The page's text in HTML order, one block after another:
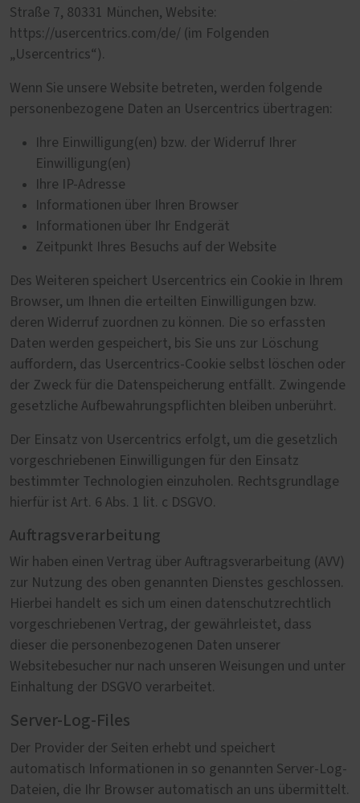
Straße 7, 80331 München, Website:
https://usercentrics.com/de/ (im Folgenden
„Usercentrics“).
Wenn Sie unsere Website betreten, werden folgende
personenbezogene Daten an Usercentrics übertragen:
Ihre Einwilligung(en) bzw. der Widerruf Ihrer
Einwilligung(en)
Ihre IP-Adresse
Informationen über Ihren Browser
Informationen über Ihr Endgerät
Zeitpunkt Ihres Besuchs auf der Website
Des Weiteren speichert Usercentrics ein Cookie in Ihrem
Browser, um Ihnen die erteilten Einwilligungen bzw.
deren Widerruf zuordnen zu können. Die so erfassten
Daten werden gespeichert, bis Sie uns zur Löschung
auffordern, das Usercentrics-Cookie selbst löschen oder
der Zweck für die Datenspeicherung entfällt. Zwingende
gesetzliche Aufbewahrungspflichten bleiben unberührt.
Der Einsatz von Usercentrics erfolgt, um die gesetzlich
vorgeschriebenen Einwilligungen für den Einsatz
bestimmter Technologien einzuholen. Rechtsgrundlage
hierfür ist Art. 6 Abs. 1 lit. c DSGVO.
Auftragsverarbeitung
Wir haben einen Vertrag über Auftragsverarbeitung (AVV)
zur Nutzung des oben genannten Dienstes geschlossen.
Hierbei handelt es sich um einen datenschutzrechtlich
vorgeschriebenen Vertrag, der gewährleistet, dass
dieser die personenbezogenen Daten unserer
Websitebesucher nur nach unseren Weisungen und unter
Einhaltung der DSGVO verarbeitet.
Server-Log-Files
Der Provider der Seiten erhebt und speichert
automatisch Informationen in so genannten Server-Log-
Dateien, die Ihr Browser automatisch an uns übermittelt.